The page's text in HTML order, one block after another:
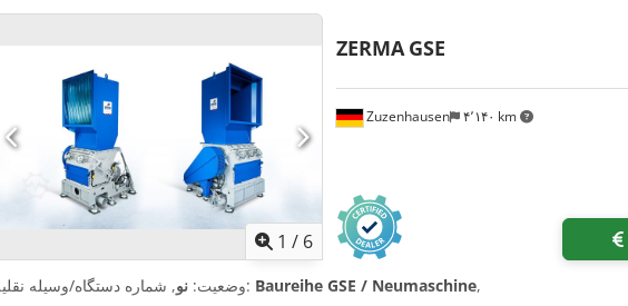
1 / 6
Zuzenhausen ۴٬۱۴۰ km
ZERMA GSE
وضعیت: نو , شماره دستگاه/وسیله نقلیه: Baureihe GSE / Neumaschine,